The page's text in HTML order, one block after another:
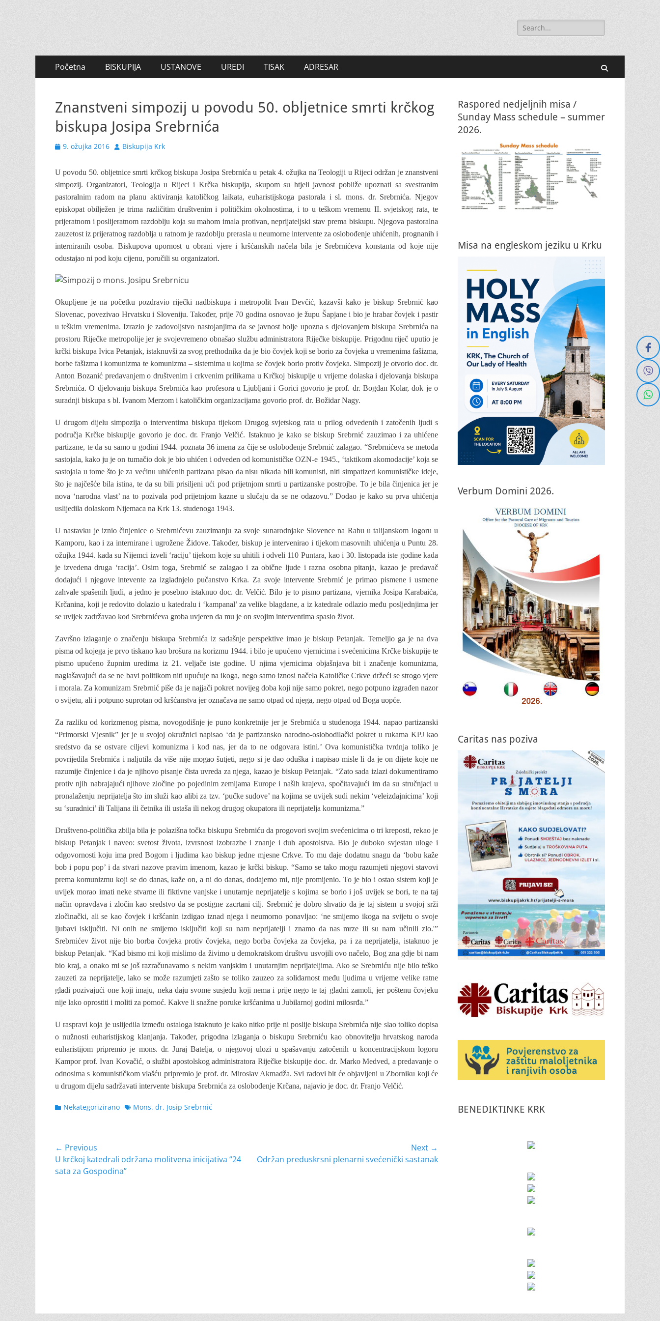
Search
for:
Primary
Menu
Početna BISKUPIJA USTANOVE UREDI TISAK ADRESAR
Znanstveni simpozij u povodu 50. obljetnice smrti krčkog
biskupa Josipa Srebrnića
Posted
9. ožujka 2016 Author
Biskupija Krk
U povodu 50. obljetnice smrti krčkog biskupa Josipa Srebrnića u petak 4. ožujka na Teologiji u Rijeci održan je znanstveni
simpozij.Organizatori, Teologija u Rijeci i Krčka biskupija, skupom su htjeli javnost pobliže upoznati sa svestranim
pastoralnim radom na planu aktiviranja katoličkog laikata, euharistijskoga pastorala i sl. mons. dr. Srebrnića. Njegov
episkopat obilježen je trima različitim društvenim i političkim okolnostima, i to u teškom vremenu II. svjetskog rata, te
prijeratnom i poslijeratnom razdoblju koja su mahom imala protivan, neprijateljski stav prema biskupu. Njegova pastoralna
zauzetost iz prijeratnog razdoblja u ratnom je razdoblju prerasla u neumorne intervente za oslobođenje uhićenih, prognanih i
interniranih osoba. Biskupova upornost u obrani vjere i kršćanskih načela bila je Srebrnićeva konstanta od koje nije
odustajao ni pod koju cijenu, poručili su organizatori.
Okupljene je na početku pozdravio riječki nadbiskupa i metropolit Ivan Devčić, kazavši kako je biskup Srebrnić kao
Slovenac, povezivao Hrvatsku i Sloveniju. Također, prije 70 godina osnovao je župu Šapjane i bio je hrabar čovjek i pastir
u teškim vremenima. Izrazio je zadovoljstvo nastojanjima da se javnost bolje upozna s djelovanjem biskupa Srebrnića na
prostoru Riječke metropolije jer je svojevremeno obnašao službu administratora Riječke biskupije. Prigodnu riječ uputio je
krčki biskupa Ivica Petanjak, istaknuvši za svog prethodnika da je bio čovjek koji se borio za čovjeka u vremenima fašizma,
borbe fašizma i komunizma te komunizma – sistemima u kojima se čovjek borio protiv čovjeka. Simpozij je otvorio doc. dr.
Anton Bozanić predavanjem o društvenim i crkvenim prilikama u Krčkoj biskupije u vrijeme dolaska i djelovanja biskupa
Srebrnića. O djelovanju biskupa Srebrnića kao profesora u Ljubljani i Gorici govorio je prof. dr. Bogdan Kolar, dok je o
suradnji biskupa s bl. Ivanom Merzom i katoličkim organizacijama govorio prof. dr. Božidar Nagy.
U drugom dijelu simpozija o interventima biskupa tijekom Drugog svjetskog rata u prilog odvedenih i zatočenih ljudi s
područja Krčke biskupije govorio je doc. dr. Franjo Velčić. Istaknuo je kako se biskup Srebrnić zauzimao i za uhićene
partizane, te da su samo u godini 1944. poznata 36 imena za čije se oslobođenje Srebrnić zalagao. “Srebrnićeva se metoda
sastojala, kako ju je on tumačio dok je bio uhićen i odveden od komunističke OZN-e 1945., ‘taktikom akomodacije’ koja se
sastojala u tome što je za većinu uhićenih partizana pisao da nisu nikada bili komunisti, niti simpatizeri komunističke ideje,
što je najčešće bila istina, te da su bili prisiljeni ući pod prijetnjom smrti u partizanske postrojbe. To je bila činjenica jer je
nova ‘narodna vlast’ na to pozivala pod prijetnjom kazne u slučaju da se ne odazovu.” Dodao je kako su prva uhićenja
uslijedila dolaskom Nijemaca na Krk 13. studenoga 1943.
U nastavku je iznio činjenice o Srebrnićevu zauzimanju za svoje sunarodnjake Slovence na Rabu u talijanskom logoru u
Kamporu, kao i za internirane i ugrožene Židove. Također, biskup je intervenirao i tijekom masovnih uhićenja u Puntu 28.
ožujka 1944. kada su Nijemci izveli ‘raciju’ tijekom koje su uhitili i odveli 110 Puntara, kao i 30. listopada iste godine kada
je izvedena druga ‘racija’. Osim toga, Srebrnić se zalagao i za obične ljude i razna osobna pitanja, kazao je predavač
dodajući i njegove intevente za izgladnjelo pučanstvo Krka. Za svoje intervente Srebrnić je primao pismene i usmene
zahvale spašenih ljudi, a jedno je posebno istaknuo doc. dr. Velčić. Bilo je to pismo partizana, vjernika Josipa Karabaića,
Krčanina, koji je redovito dolazio u katedralu i ‘kampanal’ za velike blagdane, a iz katedrale odlazio među posljednjima jer
se uvijek zadržavao kod Srebrnićeva groba uvjeren da mu je on svojim interventima spasio život.
Završno izlaganje o značenju biskupa Srebrnića iz sadašnje perspektive imao je biskup Petanjak. Temeljio ga je na dva
pisma od kojega je prvo tiskano kao brošura na korizmu 1944. i bilo je upućeno vjernicima i svećenicima Krčke biskupije te
pismo upućeno župnim uredima iz 21. veljače iste godine. U njima vjernicima objašnjava bit i značenje komunizma,
naglašavajući da se ne bavi politikom niti upućuje na ikoga, nego samo iznosi načela Katoličke Crkve držeći se strogo vjere
i morala. Za komunizam Srebrnić piše da je najjači pokret novijeg doba koji nije samo pokret, nego potpuno izgrađen nazor
o svijetu, ali i potpuno suprotan od kršćanstva jer označava ne samo otpad od njega, nego otpad od Boga uopće.
Za razliku od korizmenog pisma, novogodišnje je puno konkretnije jer je Srebrnića u studenoga 1944. napao partizanski
“Primorski Vjesnik” jer je u svojoj okružnici napisao ‘da je partizansko narodno-oslobodilački pokret u rukama KPJ kao
sredstvo da se ostvare ciljevi komunizma i kod nas, jer da to ne odgovara istini.’ Ova komunistička tvrdnja toliko je
povrijedila Srebrnića i naljutila da više nije mogao šutjeti, nego si je dao oduška i napisao misle li da je on dijete koje ne
razumije činjenice i da je njihovo pisanje čista uvreda za njega, kazao je biskup Petanjak. “Zato sada izlazi dokumentiramo
protiv njih nabrajajući njihove zločine po pojedinim zemljama Europe i naših krajeva, spočitavajući im da su stručnjaci u
pronalaženju neprijatelja što im služi kao alibi za tzv. ‘pučke sudove’ na kojima se uvijek sudi nekim ‘veleizdajnicima’ koji
su ‘suradnici’ ili Talijana ili četnika ili ustaša ili nekog drugog okupatora ili neprijatelja komunizma.”
Društveno-politička zbilja bila je polazišna točka biskupu Srebrniću da progovori svojim svećenicima o tri kreposti, rekao je
biskup Petanjak i naveo: svetost života, izvrsnost izobrazbe i znanje i duh apostolstva. Bio je duboko svjestan uloge i
odgovornosti koju ima pred Bogom i ljudima kao biskup jedne mjesne Crkve. To mu daje dodatnu snagu da ‘bobu kaže
bob i popu pop’ i da stvari nazove pravim imenom, kazao je krčki biskup. “Samo se tako mogu razumjeti njegovi stavovi
prema komunizmu koji se do danas, kaže on, a ni do danas, dodajemo mi, nije promijenio. To je bio i ostao sistem koji je
uvijek morao imati neke stvarne ili fiktivne vanjske i unutarnje neprijatelje s kojima se borio i još uvijek se bori, te na taj
način opravdava i zločin kao sredstvo da se postigne zacrtani cilj. Srebrnić je dobro shvatio da je taj sistem u svojoj srži
zločinački, ali se kao čovjek i kršćanin izdigao iznad njega i neumorno ponavljao: ‘ne smijemo ikoga na svijetu o svoje
ljubavi isključiti. Ni onih ne smijemo isključiti koji su nam neprijatelji i znamo da nas mrze ili su nam učinili zlo.'”
Srebrnićev život nije bio borba čovjeka protiv čovjeka, nego borba čovjeka za čovjeka, pa i za neprijatelja, istaknuo je
biskup Petanjak. “Kad bismo mi koji mislimo da živimo u demokratskom društvu usvojili ovo načelo, Bog zna gdje bi nam
bio kraj, a onako mi se još razračunavamo s nekim vanjskim i unutarnjim neprijateljima. Ako se Srebrniću nije bilo teško
zauzeti za neprijatelje, lako se može razumjeti zašto se toliko zauzeo za solidarnost među ljudima u vrijeme velike ratne
gladi pozivajući one koji imaju, neka daju svome susjedu koji nema i prije nego te taj gladni zamoli, jer poštenu čovjeku
nije lako oprostiti i moliti za pomoć. Kakve li snažne poruke kršćanima u Jubilarnoj godini milosrđa.”
U raspravi koja je uslijedila između ostaloga istaknuto je kako nitko prije ni poslije biskupa Srebrnića nije slao toliko dopisa
o nužnosti euharistijskog klanjanja. Također, prigodna izlaganja o biskupu Srebrniću kao obnovitelju hrvatskog naroda
euharistijom pripremio je mons. dr. Juraj Batelja, o njegovoj ulozi u spašavanju zatočenih u koncentracijskom logoru
Kampor prof. Ivan Kovačić, o službi apostolskog administratora Riječke biskupije doc. dr. Marko Medved, a predavanje o
odnosima s komunističkom vlašću pripremio je prof. dr. Miroslav Akmadža. Svi radovi bit će objavljeni u Zborniku koji će
u drugom dijelu sadržavati intervente biskupa Srebrnića za oslobođenje Krčana, najavio je doc. dr. Franjo Velčić.
Categories
Nekategorizirano TagsMons. dr. Josip Srebrnić
Navigacija
objava
← Previous
Previous
post:
U krčkoj katedrali održana molitvena inicijativa “24
sata za Gospodina”
Next →
NextOdržan preduskrsni plenarni svećenički sastanak
Raspored nedjeljnih misa /
Sunday Mass schedule – summer
2026.
Misa na engleskom jeziku u Krku
Verbum Domini 2026.
Caritas nas poziva
BENEDIKTINKE KRK